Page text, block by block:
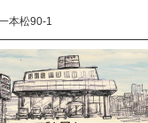
本松90-1